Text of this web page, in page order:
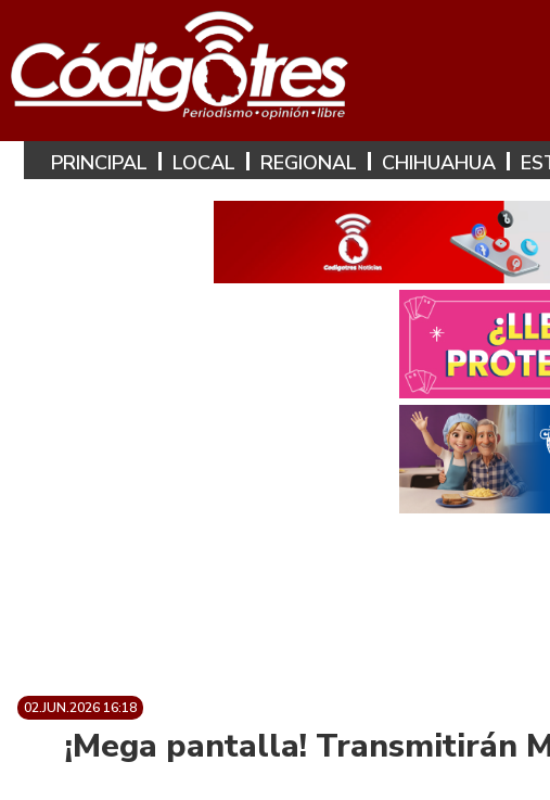
PRINCIPAL LOCAL REGIONAL CHIHUAHUA
02.JUN.2026 16:18
¡Mega pantalla! Transmitirán